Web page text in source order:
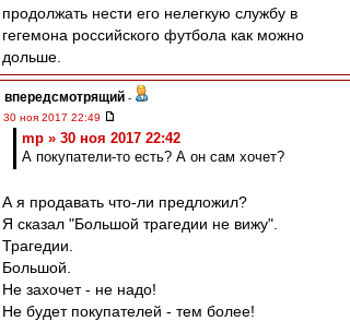
продолжать нести его нелегкую службу в
гегемона российского футбола как можно
дольше.
впередсмотрящий -
30 ноя 2017 22:49
mp » 30 ноя 2017 22:42
А покупатели-то есть? А он сам хочет?
А я продавать что-ли предложил?
Я сказал "Большой трагедии не вижу".
Трагедии.
Большой.
Не захочет - не надо!
Не будет покупателей - тем более!